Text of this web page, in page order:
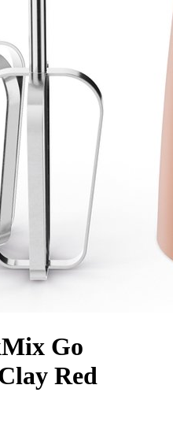
Go
Red